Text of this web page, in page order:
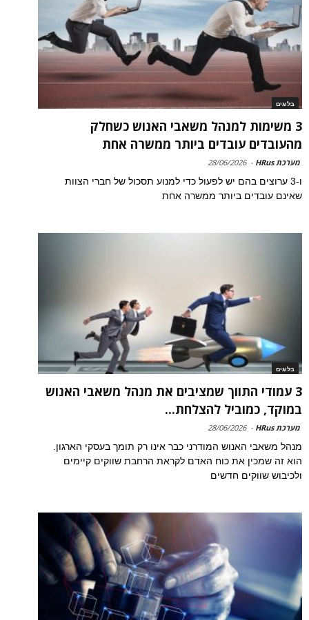
בלוגים
3 משימות למנהל משאבי האנוש כשחלק
מהעובדים עובדים ביותר ממשרה אחת
מערכת HRus -
28/06/2026
ו-3 ערוצים בהם יש לפעול כדי למנוע תסכול של חברי הצוות
שאינם עובדים ביותר ממשרה אחת
בלוגים
3 עמודי התווך שמציבים את מנהל משאבי האנוש
במוקד, כמוביל להצלחת...
מערכת HRus -
28/06/2026
מנהל משאבי האנוש המודרני כבר אינו רק תומך בעסקי הארגון.
הוא זה שמכין את כוח האדם לקראת הרחבת שווקים קיימים
ולכיבוש שווקים חדשים